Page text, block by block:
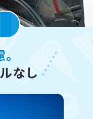
なし